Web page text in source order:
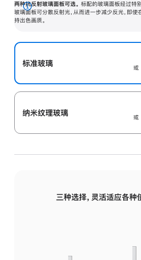
两种抗反射玻璃面板可选。 标配的玻璃面板经过特
玻璃面板可分散反射光，从而进一步减少反光，即
持出色画质。
展
开
标准玻璃
或
纳米纹理玻璃
或
三种选择，灵活适应各种